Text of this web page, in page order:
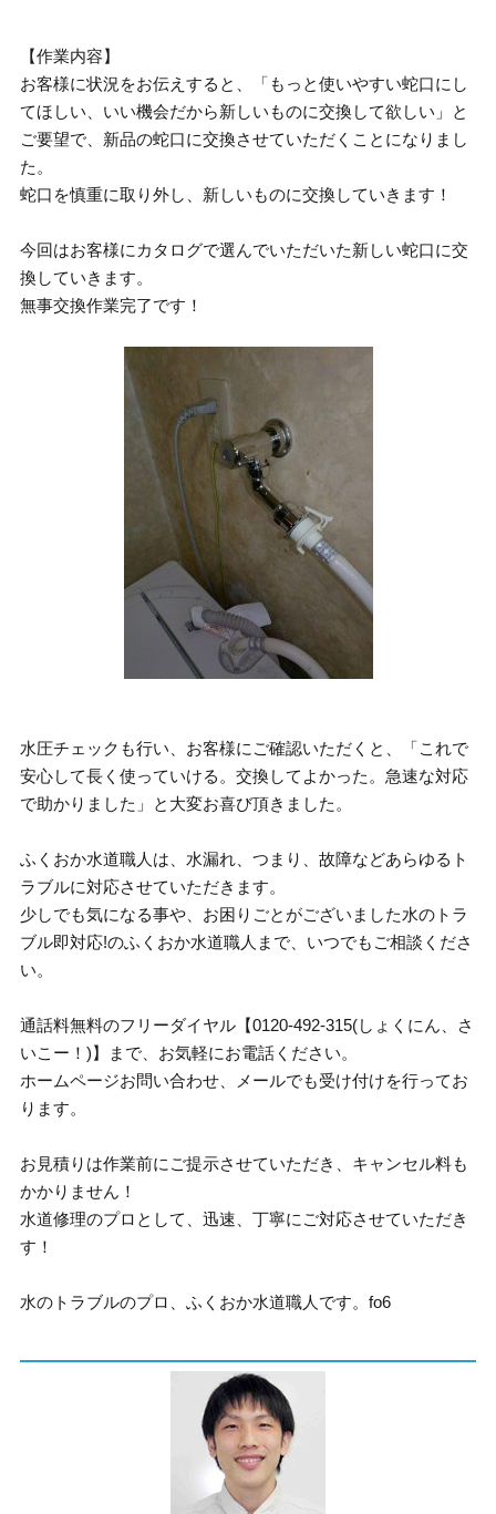
【作業内容】
お客様に状況をお伝えすると、「もっと使いやすい蛇口にし
てほしい、いい機会だから新しいものに交換して欲しい」と
ご要望で、新品の蛇口に交換させていただくことになりまし
た。
蛇口を慎重に取り外し、新しいものに交換していきます！
今回はお客様にカタログで選んでいただいた新しい蛇口に交
換していきます。
無事交換作業完了です！
水圧チェックも行い、お客様にご確認いただくと、「これで
安心して長く使っていける。交換してよかった。急速な対応
で助かりました」と大変お喜び頂きました。
ふくおか水道職人は、水漏れ、つまり、故障などあらゆるト
ラブルに対応させていただきます。
少しでも気になる事や、お困りごとがございました水のトラ
ブル即対応!のふくおか水道職人まで、いつでもご相談くださ
い。
通話料無料のフリーダイヤル【0120-492-315(しょくにん、さ
いこー！)】まで、お気軽にお電話ください。
ホームページお問い合わせ、メールでも受け付けを行ってお
ります。
お見積りは作業前にご提示させていただき、キャンセル料も
かかりません！
水道修理のプロとして、迅速、丁寧にご対応させていただき
す！
水のトラブルのプロ、ふくおか水道職人です。fo6